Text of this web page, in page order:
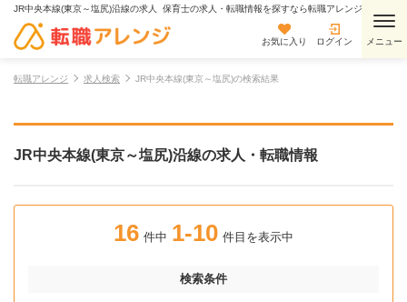
JR中央本線(東京～塩尻)沿線の求人 保育士の求人・転職情報を探すなら転職アレンジ
お気に入り ログイン
転職アレンジ 求人検索 JR中央本線(東京～塩尻)の検索結果
JR中央本線(東京～塩尻)沿線の求人・転職情報
16 件中 1-10 件目を表示中
検索条件